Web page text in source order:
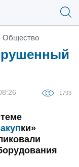
Общество
1793
ки»